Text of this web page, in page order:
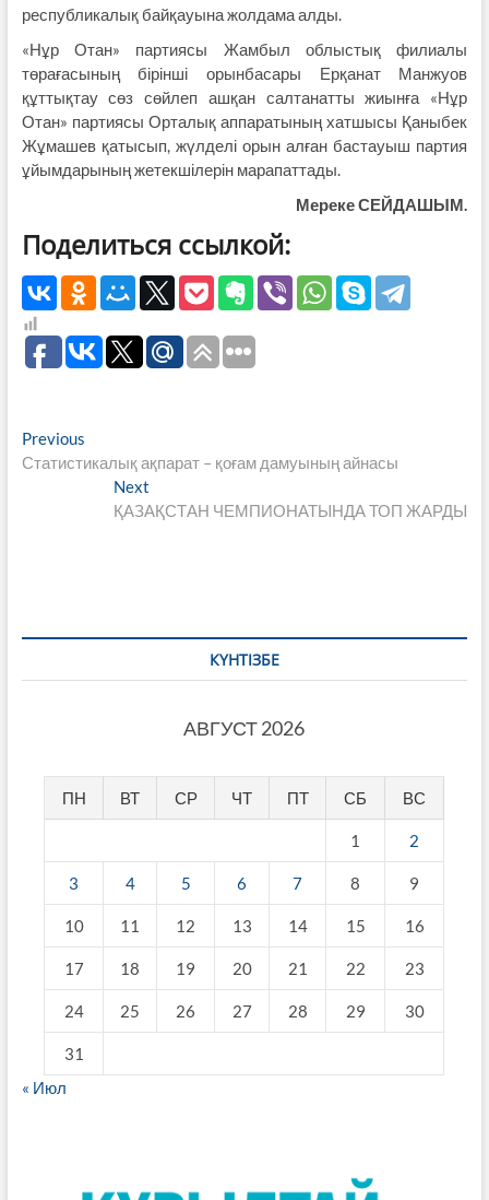
республикалық байқауына жолдама алды.
«Нұр Отан» партиясы Жамбыл облыстық филиалы
төрағасының бірінші орынбасары Ерқанат Манжуов
құттықтау сөз сөйлеп ашқан салтанатты жиынға «Нұр
Отан» партиясы Орталық аппаратының хатшысы Қаныбек
Жұмашев қатысып, жүлделі орын алған бастауыш партия
ұйымдарының жетекшілерін марапаттады.
Мереке СЕЙДАШЫМ.
Поделиться ссылкой:
Навигация
по
записям
PreviousPrevious
post:
Статистикалық ақпарат – қоғам дамуының айнасы
Next
post:
ҚАЗАҚСТАН ЧЕМПИОНАТЫНДА ТОП ЖАРДЫ
КҮНТІЗБЕ
АВГУСТ 2026
ПН ВТ СР ЧТ ПТ СБ ВС
1 2
3 4 5 6 7 8 9
10 11 12 13 14 15 16
17 18 19 20 21 22 23
24 25 26 27 28 29 30
31
« Июл